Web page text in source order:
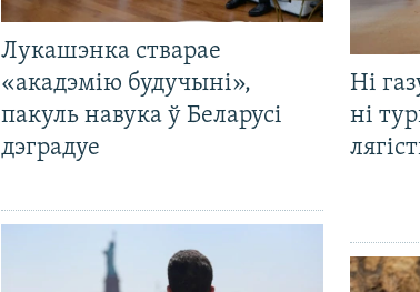
Лукашэнка стварае
«акадэмію будучыні»,
пакуль навука ў Беларусі
дэградуе
Ні
ні